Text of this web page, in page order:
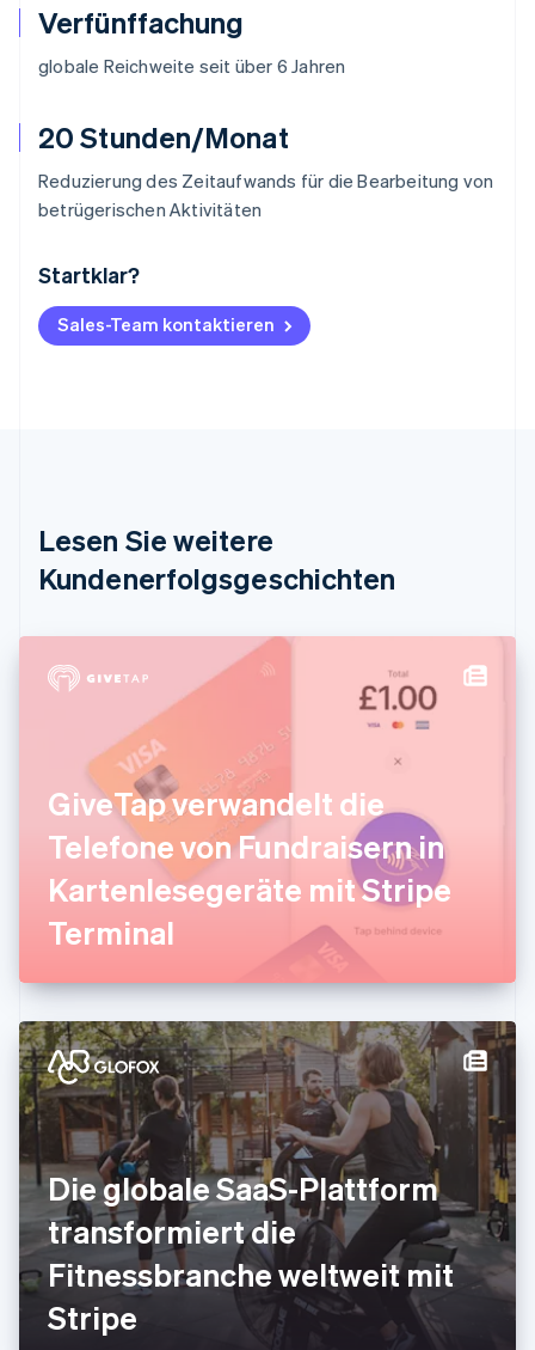
Verfünffachung
globale Reichweite seit über 6 Jahren
20 Stunden/Monat
Reduzierung des Zeitaufwands für die Bearbeitung von
betrügerischen Aktivitäten
Startklar?
Sales-Team kontaktieren
Lesen Sie weitere
Kundenerfolgsgeschichten
GiveTap verwandelt die
Telefone von Fundraisern in
Kartenlesegeräte mit Stripe
Terminal
Die globale SaaS-Plattform
transformiert die
Fitnessbranche weltweit mit
Stripe
Australien
Belgien
NederlandsFrançaisDeutschEnglish
DeutschEnglish
English
简体中文English
EnglishSvenska
English
Gibraltar
English
Griechenland
Indien
English
Irland
English
Japan
日本語English
Kanada
EnglishFrançais
Kroatien
English Italiano
Lettland
English
Liechtenstein
DeutschEnglish
Litauen
English
Luxemburg
FrançaisDeutsch
Malaysia